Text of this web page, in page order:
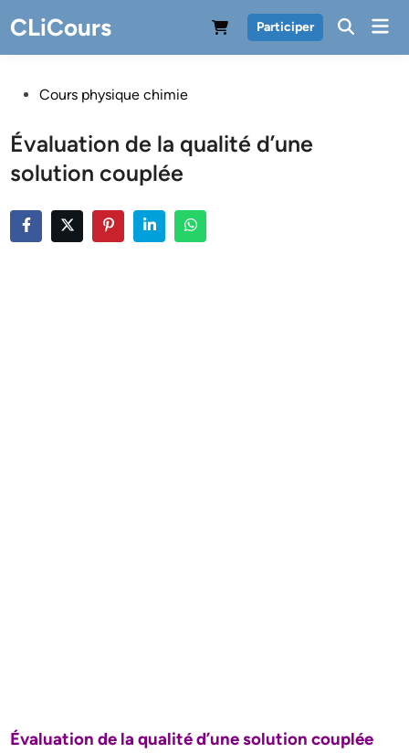
to
content
CLiCours Participer
PostedCours physique chimie
Évaluation de la qualité d’une
solution couplée
Évaluation de la qualité d’une solution couplée